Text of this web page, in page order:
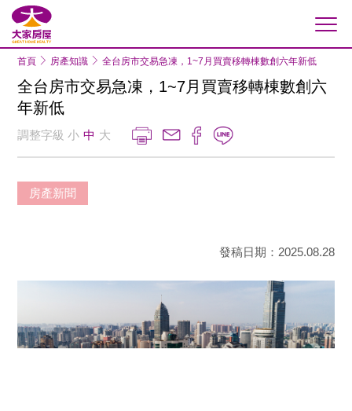
首頁 房產知識 全台房市交易急凍，1~7月買賣移轉棟數創六年新低
全台房市交易急凍，1~7月買賣移轉棟數創六
年新低
調整字級小 中 大
房產新聞
發稿日期：2025.08.28